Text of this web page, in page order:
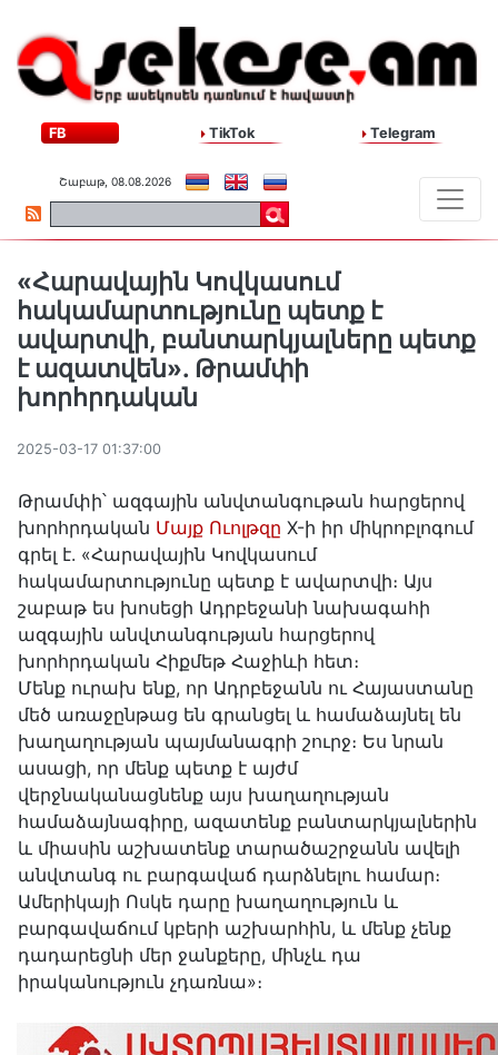
FB TikTok Telegram
Շաբաթ, 08.08.2026
«Հարավային Կովկասում
հակամարտությունը պետք է
ավարտվի, բանտարկյալները պետք
է ազատվեն». Թրամփի
խորհրդական
2025-03-17 01:37:00
Թրամփի՝ ազգային անվտանգութան հարցերով
խորհրդական Մայք Ուոլթզը X-ի իր միկրոբլոգում
գրել է. «Հարավային Կովկասում
հակամարտությունը պետք է ավարտվի։ Այս
շաբաթ ես խոսեցի Ադրբեջանի նախագահի
ազգային անվտանգության հարցերով
խորհրդական Հիքմեթ Հաջիևի հետ։
Մենք ուրախ ենք, որ Ադրբեջանն ու Հայաստանը
մեծ առաջընթաց են գրանցել և համաձայնել են
խաղաղության պայմանագրի շուրջ։ Ես նրան
ասացի, որ մենք պետք է այժմ
վերջնականացնենք այս խաղաղության
համաձայնագիրը, ազատենք բանտարկյալներին
և միասին աշխատենք տարածաշրջանն ավելի
անվտանգ ու բարգավաճ դարձնելու համար։
Ամերիկայի Ոսկե դարը խաղաղություն և
բարգավաճում կբերի աշխարհին, և մենք չենք
դադարեցնի մեր ջանքերը, մինչև դա
իրականություն չդառնա»։